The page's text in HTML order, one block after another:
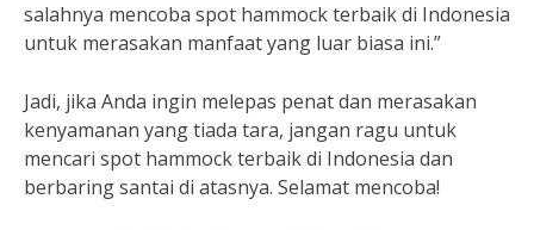
salahnya mencoba spot hammock terbaik di Indonesia
untuk merasakan manfaat yang luar biasa ini.”
Jadi, jika Anda ingin melepas penat dan merasakan
kenyamanan yang tiada tara, jangan ragu untuk
mencari spot hammock terbaik di Indonesia dan
berbaring santai di atasnya. Selamat mencoba!